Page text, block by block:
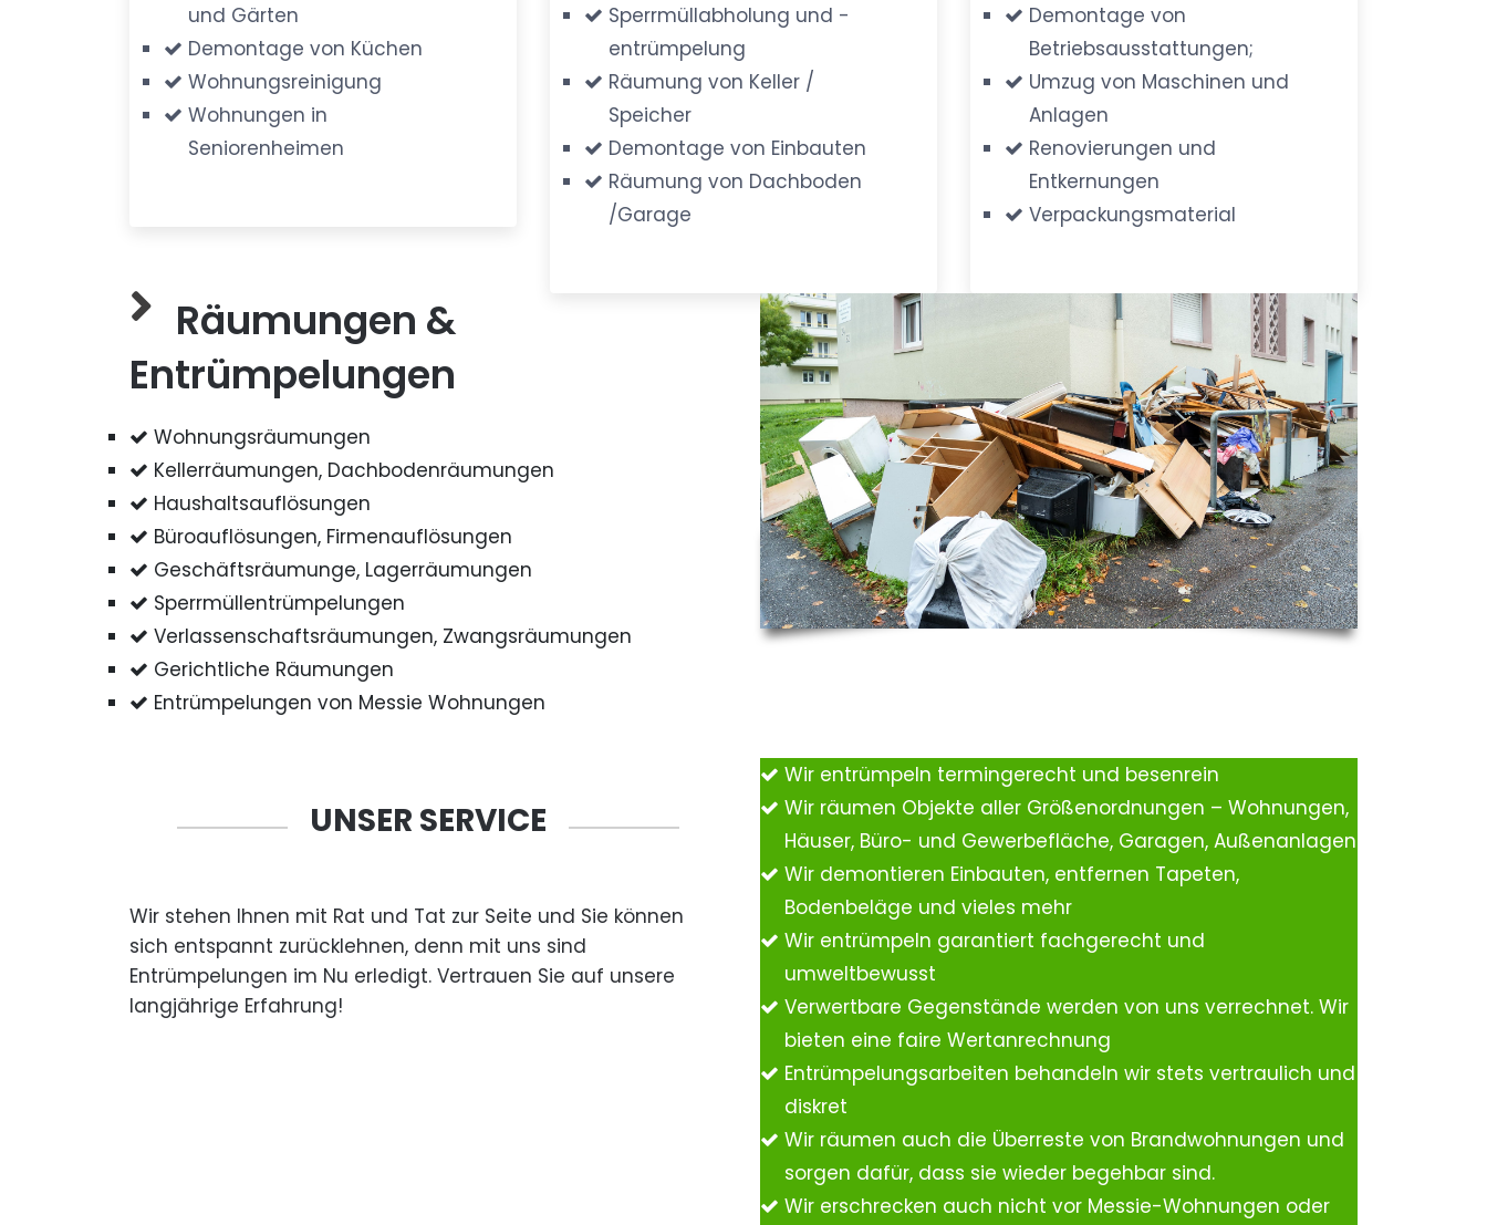
und Gärten
Demontage von Küchen
Wohnungsreinigung
Wohnungen in
Seniorenheimen
Sperrmüllabholung und -
entrümpelung
Räumung von Keller /
Speicher
Demontage von Einbauten
Räumung von Dachboden
/Garage
Demontage von
Betriebsausstattungen;
Umzug von Maschinen und
Anlagen
Renovierungen und
Entkernungen
Verpackungsmaterial
Räumungen &
Entrümpelungen
Wohnungsräumungen
Kellerräumungen, Dachbodenräumungen
Haushaltsauflösungen
Büroauflösungen, Firmenauflösungen
Geschäftsräumunge, Lagerräumungen
Sperrmüllentrümpelungen
Verlassenschaftsräumungen, Zwangsräumungen
Gerichtliche Räumungen
Entrümpelungen von Messie Wohnungen
UNSER SERVICE
Wir stehen Ihnen mit Rat und Tat zur Seite und Sie können
sich entspannt zurücklehnen, denn mit uns sind
Entrümpelungen im Nu erledigt. Vertrauen Sie auf unsere
langjährige Erfahrung!
Wir entrümpeln termingerecht und besenrein
Wir räumen Objekte aller Größenordnungen – Wohnungen,
Häuser, Büro- und Gewerbefläche, Garagen, Außenanlagen
Wir demontieren Einbauten, entfernen Tapeten,
Bodenbeläge und vieles mehr
Wir entrümpeln garantiert fachgerecht und
umweltbewusst
Verwertbare Gegenstände werden von uns verrechnet. Wir
bieten eine faire Wertanrechnung
Entrümpelungsarbeiten behandeln wir stets vertraulich und
diskret
Wir räumen auch die Überreste von Brandwohnungen und
sorgen dafür, dass sie wieder begehbar sind.
Wir erschrecken auch nicht vor Messie-Wohnungen oder